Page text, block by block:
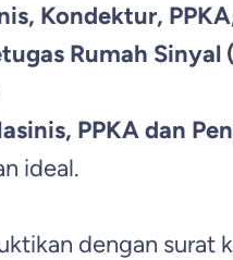
Kondektur,
Rumah Sinyal
PPKA dan
ideal.
dengan surat